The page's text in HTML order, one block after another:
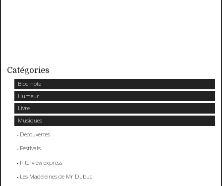
Catégories
Bloc-note
Humeur
Livre
Musiques
Découvertes
Festivals
Interview express
Les Madeleines de Mr Dubuc